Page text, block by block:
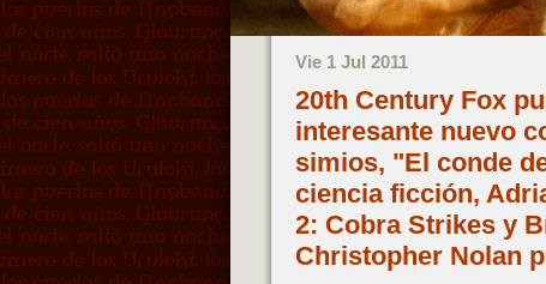
Vie 1 Jul 2011
20th Century Fox
interesante nuevo
simios, "El conde
ciencia ficción,
2: Cobra Strikes y
Christopher Nolan